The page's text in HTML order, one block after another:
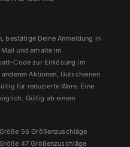
bestätige Deine Anmeldung in
und erhalte im
Code zur Einlösung im
Aktionen, Gutscheinen
für reduzierte Ware. Eine
Gültig ab einem
56 Größenzuschläge
47 Größenzuschläge